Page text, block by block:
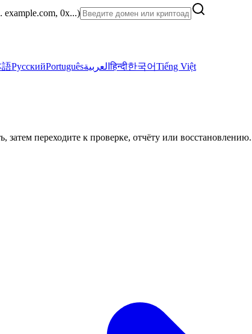
example.com, 0x...)
語РусскийPortuguêsالعربيةहिन्दी한국어Tiếng Việt
затем переходите к проверке, отчёту или восстановлению.